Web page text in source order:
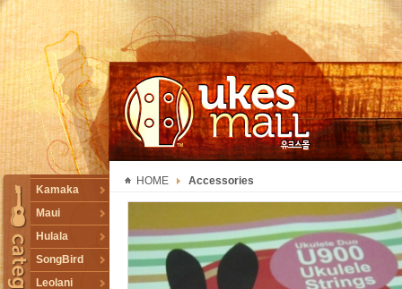
TOGGLE
Kamaka
Maui
Hulala
SongBird
Leolani
HOME Accessories